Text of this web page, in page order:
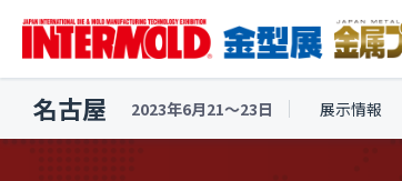
名古屋 2023年6月21〜23日 展示情報